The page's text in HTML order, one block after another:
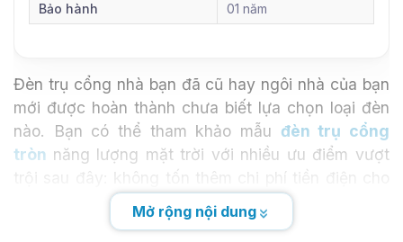
Bảo hành
01 năm
Đèn trụ cổng nhà bạn đã cũ hay ngôi nhà của bạn
mới được hoàn thành chưa biết lựa chọn loại đèn
nào. Bạn có thể tham khảo mẫu đèn trụ cổng
tròn năng lượng mặt trời với nhiều ưu điểm vượt
trội sau đây: không tốn thêm chi phí tiền điện cho
việc trang trí cổng hay sân vườn nhà bạn, không
phải bật tắt thủ công, một chiếc đèn bền bỉ mà lại
Mở rộng nội dung